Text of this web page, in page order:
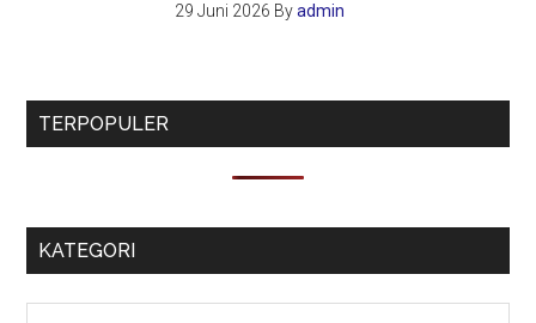
29 Juni 2026 Byadmin
TERPOPULER
KATEGORI